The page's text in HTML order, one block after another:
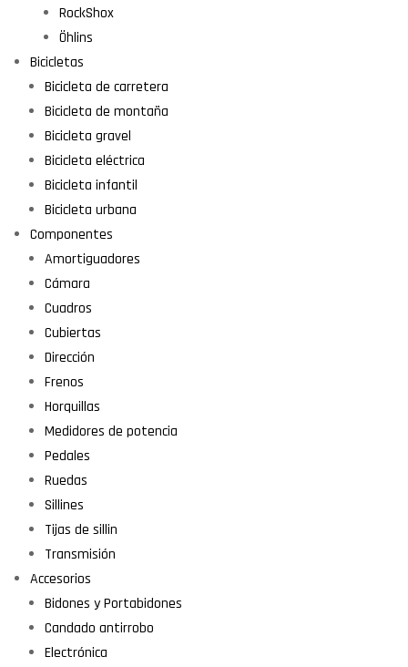
RockShox
Öhlins
Bicicletas
Bicicleta de carretera
Bicicleta de montaña
Bicicleta gravel
Bicicleta eléctrica
Bicicleta infantil
Bicicleta urbana
Componentes
Amortiguadores
Cámara
Cuadros
Cubiertas
Dirección
Frenos
Horquillas
Medidores de potencia
Pedales
Ruedas
Sillines
Tijas de sillin
Transmisión
Accesorios
Bidones y Portabidones
Candado antirrobo
Electrónica